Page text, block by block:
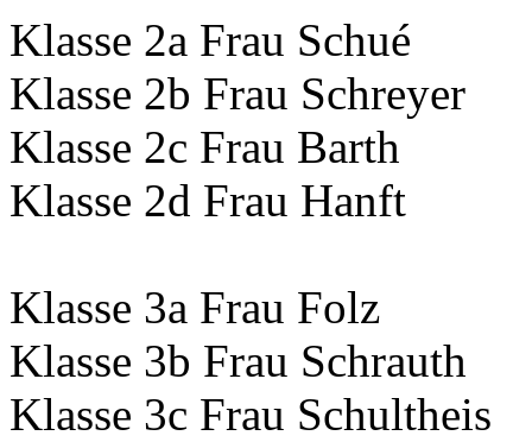
Klasse 2a Frau Schué
Klasse 2b Frau Schreyer
Klasse 2c Frau Barth
Klasse 2d Frau Hanft
Klasse 3a Frau Folz
Klasse 3b Frau Schrauth
Klasse 3c Frau Schultheis